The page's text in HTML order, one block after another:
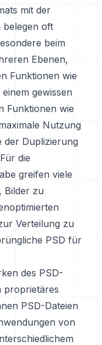
mit der
belegen oft
beim
Ebenen,
Funktionen wie
gewissen
Funktionen wie
Nutzung
der Duplizierung
die
greifen viele
Bilder zu
Verteilung zu
PSD für
des PSD-
proprietäres
PSD-Dateien
von